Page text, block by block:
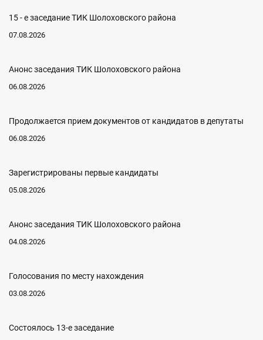
15 - е заседание ТИК Шолоховского района
07.08.2026
Анонс заседания ТИК Шолоховского района
06.08.2026
Продолжается прием документов от кандидатов в депутаты
06.08.2026
Зарегистрированы первые кандидаты
05.08.2026
Анонс заседания ТИК Шолоховского района
04.08.2026
Голосования по месту нахождения
03.08.2026
Состоялось 13-е заседание